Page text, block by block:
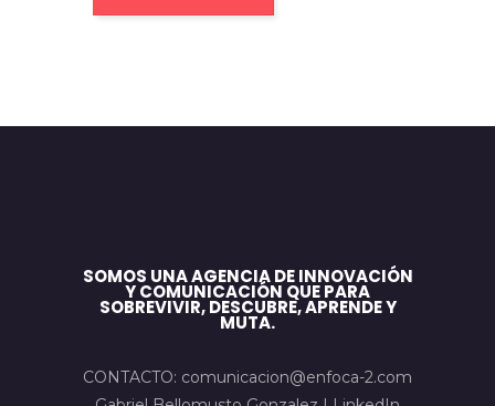
SOMOS UNA AGENCIA DE INNOVACIÓN
Y COMUNICACIÓN QUE PARA
SOBREVIVIR, DESCUBRE, APRENDE Y
MUTA.
CONTACTO: comunicacion@enfoca-2.com